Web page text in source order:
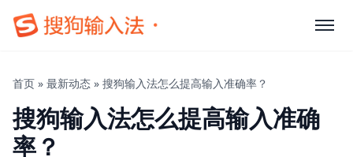
首页 » 最新动态 » 搜狗输入法怎么提高输入准确率？
搜狗输入法怎么提高输入准确
率？